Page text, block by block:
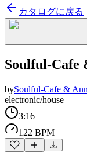
カタログに戻る
Soulful-Cafe
bySoulful-Cafe &
electronic/house
3:16
122 BPM